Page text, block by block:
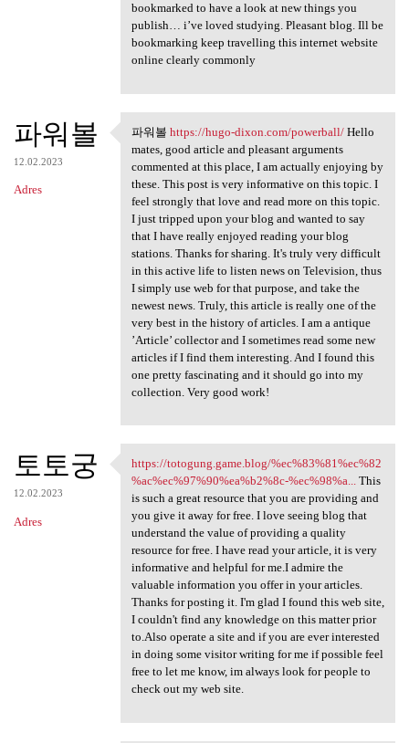
bookmarked to have a look at new things you
publish… i’ve loved studying. Pleasant blog. Ill be
bookmarking keep travelling this internet website
online clearly commonly
파워볼
12.02.2023
Adres
파워볼 https://hugo-dixon.com
파워볼 https://hugo-dixon.com/powerball/Hello
mates, good article and pleasant arguments
commented at this place, I am actually enjoying by
these. This post is very informative on this topic. I
feel strongly that love and read more on this topic.
I just tripped upon your blog and wanted to say
that I have really enjoyed reading your blog
stations. Thanks for sharing. It's truly very difficult
in this active life to listen news on Television, thus
I simply use web for that purpose, and take the
newest news. Truly, this article is really one of the
very best in the history of articles. I am a antique
’Article’ collector and I sometimes read some new
articles if I find them interesting. And I found this
one pretty fascinating and it should go into my
collection. Very good work!
토토궁
12.02.2023
Adres
https://totogung.game.blog/
https://totogung.game.blog/%ec%83%81%ec%82
%ac%ec%97%90%ea%b2%8c-%ec%98%a...This
is such a great resource that you are providing and
you give it away for free. I love seeing blog that
understand the value of providing a quality
resource for free. I have read your article, it is very
informative and helpful for me.I admire the
valuable information you offer in your articles.
Thanks for posting it. I'm glad I found this web site,
I couldn't find any knowledge on this matter prior
to.Also operate a site and if you are ever interested
in doing some visitor writing for me if possible feel
free to let me know, im always look for people to
check out my web site.